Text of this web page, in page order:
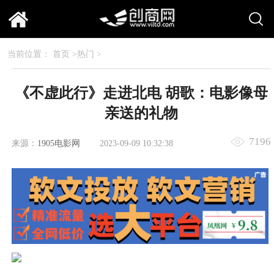
当前位置： 首页 >热门 >
《不虚此行》走进北电 胡歌：电影像母
亲送的礼物
来源： 1905电影网 2023-09-09 10:32:38 7196